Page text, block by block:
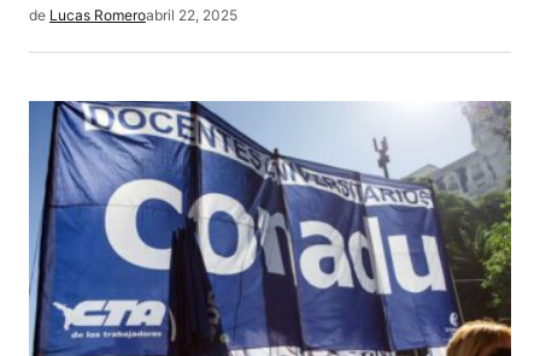
de Lucas Romeroabril 22, 2025